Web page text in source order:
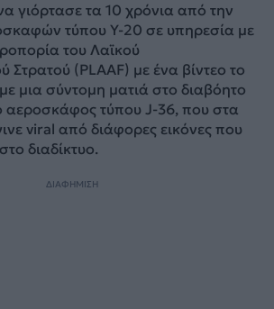
γιόρτασε τα 10 χρόνια από την
τύπου Y-20 σε υπηρεσία με
του Λαϊκού
Στρατού (PLAAF) με ένα βίντεο το
μια σύντομη ματιά στο διαβόητο
αεροσκάφος τύπου J-36, που στα
viral από διάφορες εικόνες που
διαδίκτυο.
ΔΙΑΦΗΜΙΣΗ